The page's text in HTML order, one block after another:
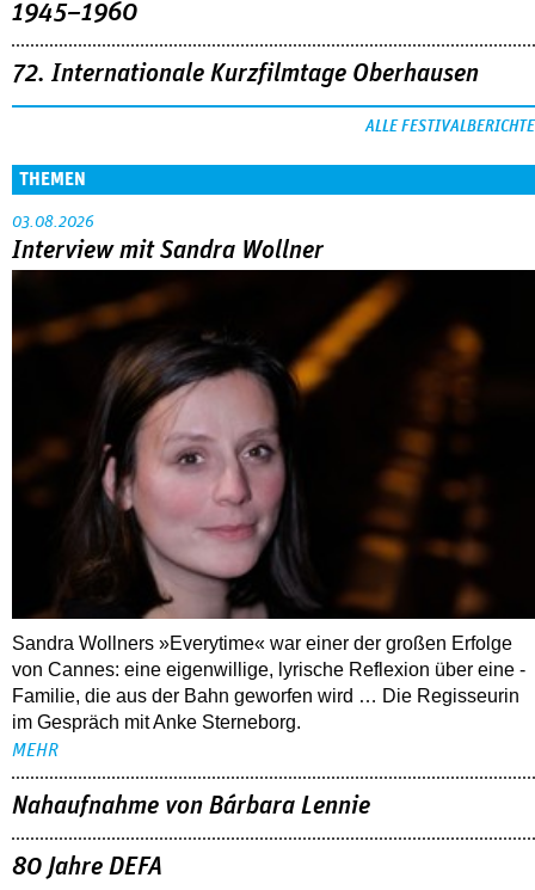
1945–1960
72. Internationale Kurzfilmtage Oberhausen
ALLE FESTIVALBERICHTE
THEMEN
03.08.2026
Interview mit Sandra Wollner
Sandra Wollners »Everytime« war einer der großen Erfolge
von Cannes: eine eigenwillige, lyrische Reflexion über eine ­
Familie, die aus der Bahn geworfen wird … Die Regisseurin
im Gespräch mit Anke Sterneborg.
MEHR
Nahaufnahme von Bárbara Lennie
80 Jahre DEFA